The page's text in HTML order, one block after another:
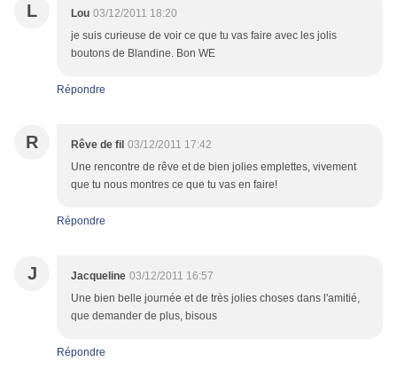
L Lou 03/12/2011 18:20
je suis curieuse de voir ce que tu vas faire avec les jolis
boutons de Blandine. Bon WE
Répondre
R Rêve de fil 03/12/2011 17:42
Une rencontre de rêve et de bien jolies emplettes, vivement
que tu nous montres ce que tu vas en faire!
Répondre
J Jacqueline 03/12/2011 16:57
Une bien belle journée et de très jolies choses dans l'amitié,
que demander de plus, bisous
Répondre